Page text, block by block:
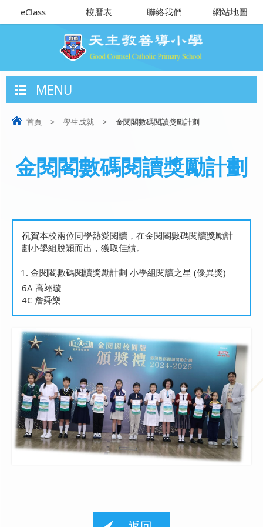
eClass 校曆表 聯絡我們 網站地圖
MENU
首頁 > 學生成就 > 金閱閣數碼閱讀獎勵計劃
金閱閣數碼閱讀獎勵計劃
祝賀本校兩位同學熱愛閱讀，在金閱閣數碼閱讀獎勵計
劃小學組脫穎而出，獲取佳績。
金閱閣數碼閱讀獎勵計劃 小學組閱讀之星 (優異獎)
6A 高翊璇
4C 詹舜樂